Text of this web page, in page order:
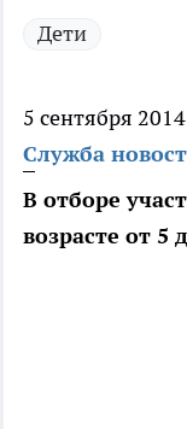
Дети
5 сентября 2014
Служба
В отборе
возрасте от 5